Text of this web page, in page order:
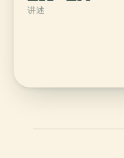
讲述